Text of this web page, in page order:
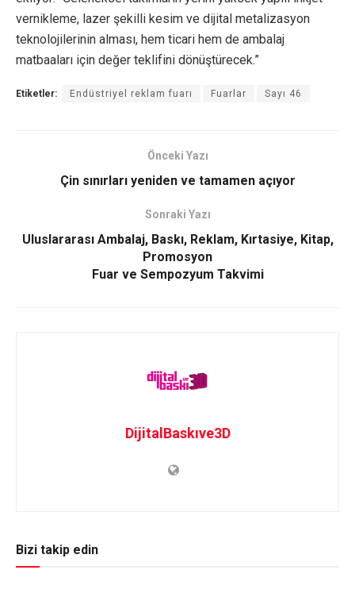
vernikleme, lazer şekilli kesim ve dijital metalizasyon
teknolojilerinin alması, hem ticari hem de ambalaj
matbaaları için değer teklifini dönüştürecek.”
Etiketler: Endüstriyel reklam fuarı Fuarlar Sayı 46
Önceki Yazı
Çin sınırları yeniden ve tamamen açıyor
Sonraki Yazı
Uluslararası Ambalaj, Baskı, Reklam, Kırtasiye, Kitap,
Promosyon
Fuar ve Sempozyum Takvimi
DijitalBaskıve3D
Bizi takip edin